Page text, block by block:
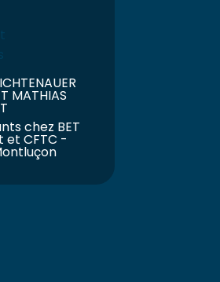
MATHIAS
chez BET
et CFTC -